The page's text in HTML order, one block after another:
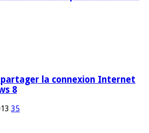
la connexion Internet
8
35